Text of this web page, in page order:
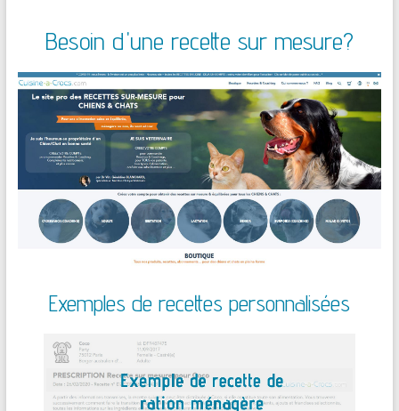
Besoin d'une recette sur mesure?
Exemples de recettes personnalisées